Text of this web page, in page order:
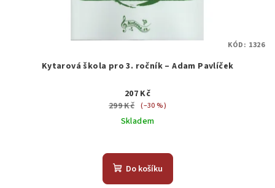
Kytarová škola pro 3. ročník – Adam Pavlíček
207 Kč
299 Kč (–30 %)
Skladem
Do košíku
KÓD: 1326